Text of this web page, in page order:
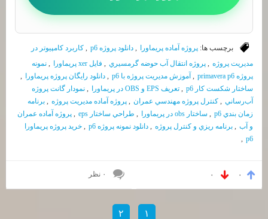
برچسب ها: پروژه آماده پريماورا , دانلود پروژه p6 , كاربرد كامپيوتر در
مديريت پروژه , پروژه انتقال آب حوضه گرمسيري , فايل xer پريماورا , نمونه
پروژه primavera p6
, آموزش مديريت پروژه با p6 , دانلود رايگان پروژه پريماورا
,
ساختار شكست كار p6
, تعريف EPS و OBS در پريماورا , نمودار گانت پروژه
آب‌رساني , كنترل پروژه مهندسي عمران , پروژه آماده مديريت پروژه , برنامه
زمان بندي p6
, ساختار obs در پريماورا , طراحي ساختار eps , پروژه آماده عمران
و آب , برنامه ريزي و كنترل پروژه , دانلود نمونه پروژه p6 , خريد پروژه پريماورا
p6
,
۰ ۰ ۰ نظر
۱ ۲